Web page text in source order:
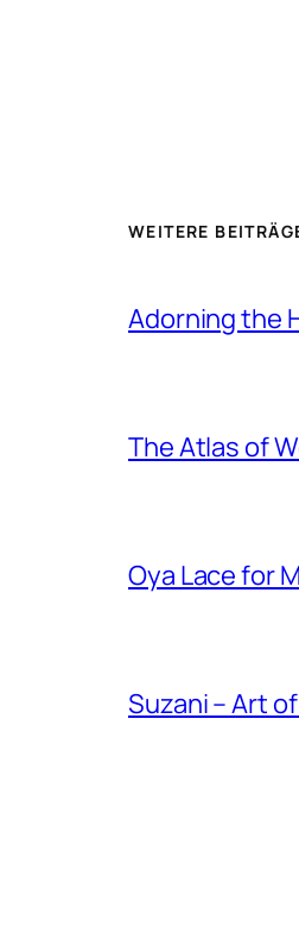
WEITERE
Adorning the
The Atlas of
Oya Lace for
Suzani – Art